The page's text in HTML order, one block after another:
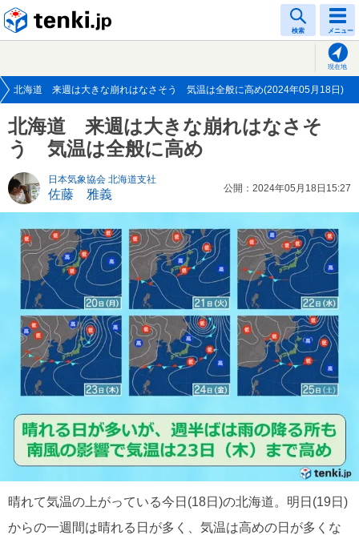
検索 メニュー
現在地
北海道 来週は大きな崩れはなさそう 気温は全般に高め(2024年05月18日)
北海道 来週は大きな崩れはなさそ
う 気温は全般に高め
日本気象協会 北海道支社
佐藤 雅義 公開：2024年05月18日15:27
晴れて気温の上がっている今日(18日)の北海道。明日(19日)
からの一週間は晴れる日が多く、気温は高めの日が多くな